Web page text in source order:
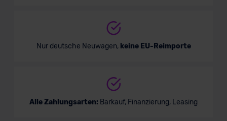
Nur deutsche Neuwagen, keine EU-Reimporte
Alle Zahlungsarten: Barkauf, Finanzierung, Leasing